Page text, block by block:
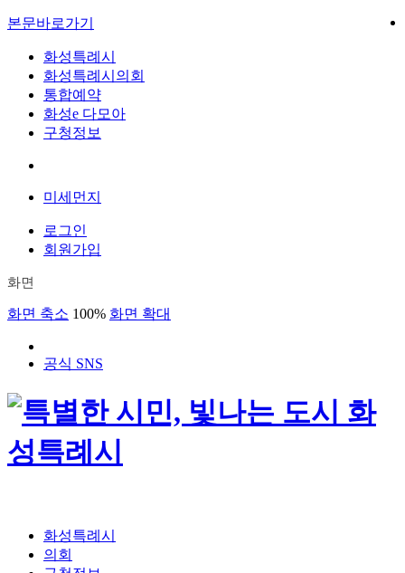
본문바로가기
화성특례시
화성특례시의회
통합예약
화성e 다모아
구청정보
미세먼지
로그인
회원가입
화면
화면 축소 100% 화면 확대
공식 SNS
화성특례시
의회